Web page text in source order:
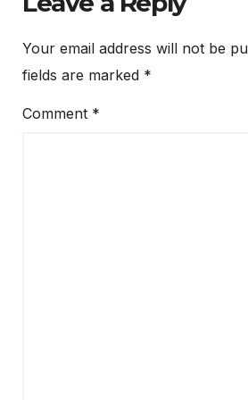
Your email address will not be
fields are marked *
Comment *